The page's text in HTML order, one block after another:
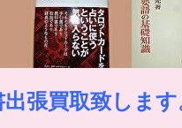
張買取致します